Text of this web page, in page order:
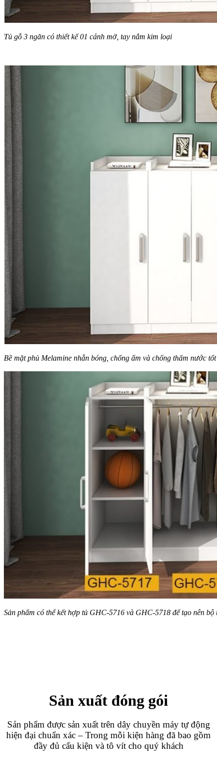
Tủ gỗ 3 ngăn có thiết kế 01 cánh mở, tay nắm kim loại
Bề mặt phủ Melamine nhẵn bóng, chống ẩm và chống thấm nước tốt
Sản phẩm có thể kết hợp tủ GHC-5716 và GHC-5718 để tạo nên bộ
Sản xuất đóng gói
Sản phẩm được sản xuất trên dây chuyền máy tự động
hiện đại chuẩn xác – Trong mỗi kiện hàng đã bao gồm
đầy đủ cấu kiện và tô vít cho quý khách